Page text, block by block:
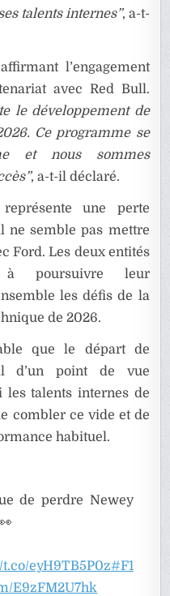
talents internes”, a-t-
l’engagement
avec Red Bull.
le développement de
Ce programme se
et nous sommes
, a-t-il déclaré.
une perte
ne semble pas mettre
Ford. Les deux entités
à poursuivre leur
les défis de la
de 2026.
que le départ de
d’un point de vue
talents internes de
combler ce vide et de
habituel.
de perdre Newey
t.co/eyH9TB5P0z#F1
E9zFM2U7hk